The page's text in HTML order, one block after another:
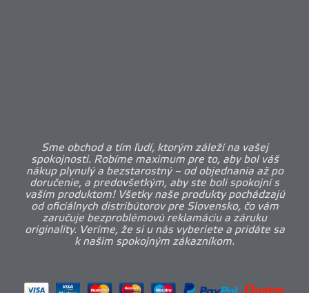
Sme obchod a tím ľudí, ktorým záleží na vašej
spokojnosti. Robíme maximum pre to, aby bol váš
nákup plynulý a bezstarostný – od objednania až po
doručenie, a predovšetkým, aby ste boli spokojní s
vaším produktom! Všetky naše produkty pochádzajú
od oficiálnych distribútorov pre Slovensko, čo vám
zaručuje bezproblémovú reklamáciu a záruku
originality. Veríme, že si u nás vyberiete a pridáte sa
k našim spokojným zákazníkom.